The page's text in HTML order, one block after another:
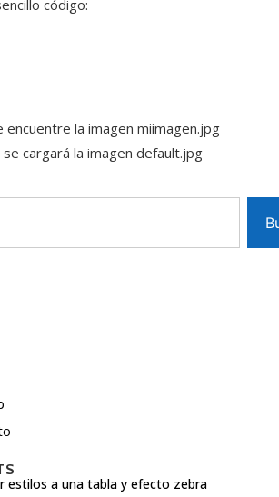
código:
encuentre la imagen miimagen.jpg
cargará la imagen default.jpg
estilos a una tabla y efecto zebra